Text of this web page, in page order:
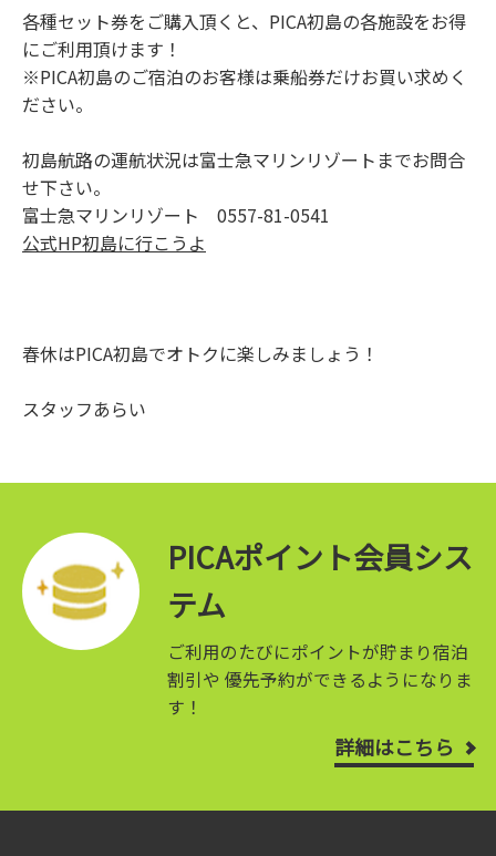
各種セット券をご購入頂くと、PICA初島の各施設をお得
にご利用頂けます！
※PICA初島のご宿泊のお客様は乗船券だけお買い求めく
ださい。
初島航路の運航状況は富士急マリンリゾートまでお問合
せ下さい。
富士急マリンリゾート 0557-81-0541
公式HP初島に行こうよ
春休はPICA初島でオトクに楽しみましょう！
スタッフあらい
PICAポイント会員シス
テム
ご利用のたびにポイントが貯まり宿泊
割引や 優先予約ができるようになりま
す！
詳細はこちら